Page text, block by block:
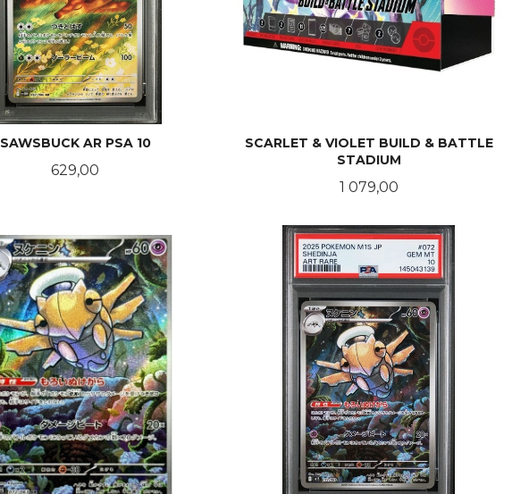
SAWSBUCK AR PSA 10
Pris
629,00
KJØP
SCARLET & VIOLET BUILD & BATTLE
STADIUM
Pris
1 079,00
KJØP